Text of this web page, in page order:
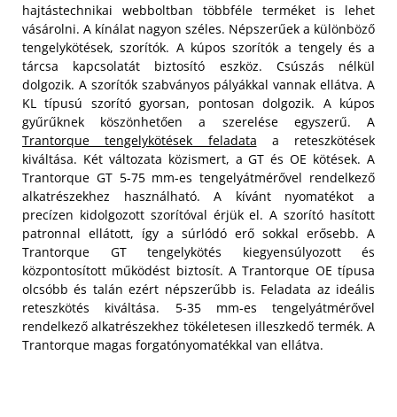
hajtástechnikai webboltban többféle terméket is lehet
vásárolni. A kínálat nagyon széles. Népszerűek a különböző
tengelykötések, szorítók. A kúpos szorítók a tengely és a
tárcsa kapcsolatát biztosító eszköz. Csúszás nélkül
dolgozik. A szorítók szabványos pályákkal vannak ellátva. A
KL típusú szorító gyorsan, pontosan dolgozik. A kúpos
gyűrűknek köszönhetően a szerelése egyszerű. A
Trantorque tengelykötések feladata a reteszkötések
kiváltása. Két változata közismert, a GT és OE kötések. A
Trantorque GT 5-75 mm-es tengelyátmérővel rendelkező
alkatrészekhez használható. A kívánt nyomatékot a
precízen kidolgozott szorítóval érjük el. A szorító hasított
patronnal ellátott, így a súrlódó erő sokkal erősebb. A
Trantorque GT tengelykötés kiegyensúlyozott és
központosított működést biztosít. A Trantorque OE típusa
olcsóbb és talán ezért népszerűbb is. Feladata az ideális
reteszkötés kiváltása. 5-35 mm-es tengelyátmérővel
rendelkező alkatrészekhez tökéletesen illeszkedő termék. A
Trantorque magas forgatónyomatékkal van ellátva.